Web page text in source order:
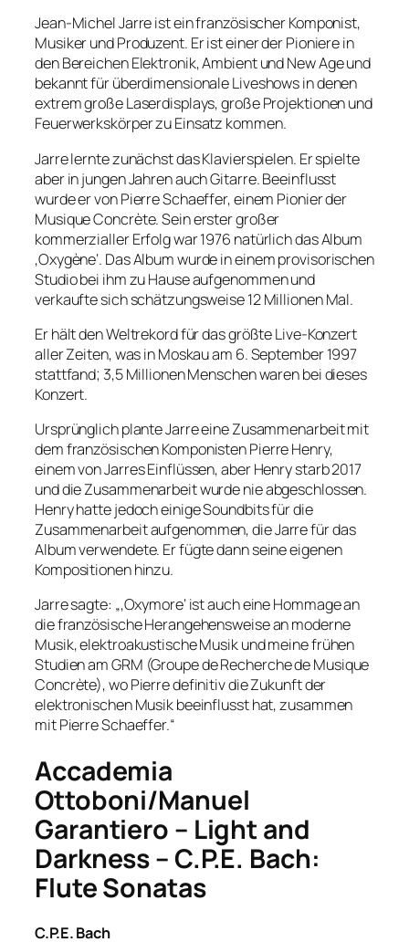
Jean-Michel Jarre ist ein französischer Komponist,
Musiker und Produzent. Er ist einer der Pioniere in
den Bereichen Elektronik, Ambient und New Age und
bekannt für überdimensionale Liveshows in denen
extrem große Laserdisplays, große Projektionen und
Feuerwerkskörper zu Einsatz kommen.
Jarre lernte zunächst das Klavierspielen. Er spielte
aber in jungen Jahren auch Gitarre. Beeinflusst
wurde er von Pierre Schaeffer, einem Pionier der
Musique Concrète. Sein erster großer
kommerzialler Erfolg war 1976 natürlich das Album
‚Oxygène‘. Das Album wurde in einem provisorischen
Studio bei ihm zu Hause aufgenommen und
verkaufte sich schätzungsweise 12 Millionen Mal.
Er hält den Weltrekord für das größte Live-Konzert
aller Zeiten, was in Moskau am 6. September 1997
stattfand; 3,5 Millionen Menschen waren bei dieses
Konzert.
Ursprünglich plante Jarre eine Zusammenarbeit mit
dem französischen Komponisten Pierre Henry,
einem von Jarres Einflüssen, aber Henry starb 2017
und die Zusammenarbeit wurde nie abgeschlossen.
Henry hatte jedoch einige Soundbits für die
Zusammenarbeit aufgenommen, die Jarre für das
Album verwendete. Er fügte dann seine eigenen
Kompositionen hinzu.
Jarre sagte: „‚Oxymore‘ ist auch eine Hommage an
die französische Herangehensweise an moderne
Musik, elektroakustische Musik und meine frühen
Studien am GRM (Groupe de Recherche de Musique
Concrète), wo Pierre definitiv die Zukunft der
elektronischen Musik beeinflusst hat, zusammen
mit Pierre Schaeffer.“
Accademia
Ottoboni/Manuel
Garantiero – Light and
Darkness – C.P.E. Bach:
Flute Sonatas
C.P.E. Bach